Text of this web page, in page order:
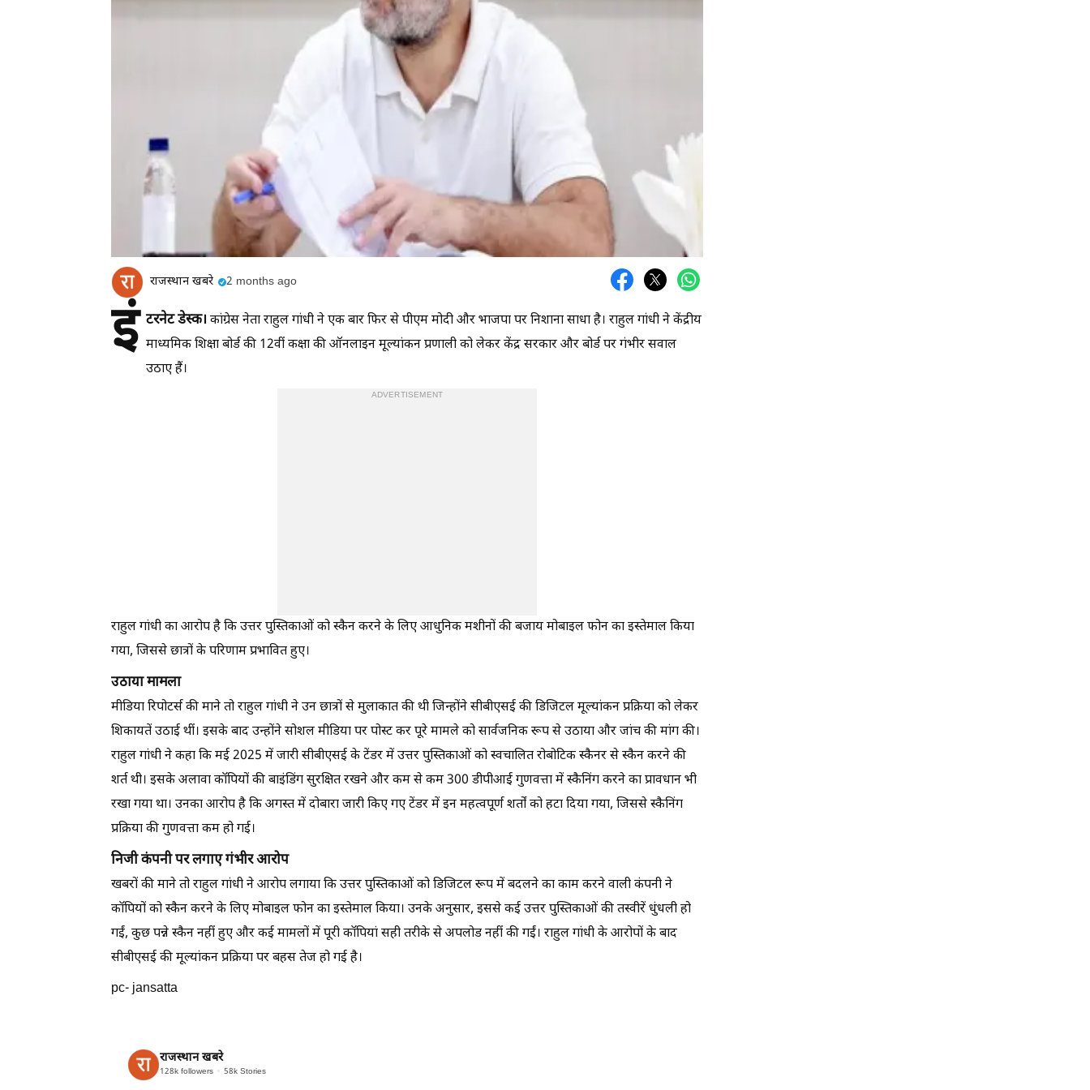
राजस्थान खबरे 2 months ago
इं टरनेट डेस्क। कांग्रेस नेता राहुल गांधी ने एक बार फिर से पीएम मोदी और भाजपा पर निशाना साधा है। राहुल गांधी ने केंद्रीय
माध्यमिक शिक्षा बोर्ड की 12वीं कक्षा की ऑनलाइन मूल्यांकन प्रणाली को लेकर केंद्र सरकार और बोर्ड पर गंभीर सवाल
उठाए हैं।
ADVERTISEMENT
राहुल गांधी का आरोप है कि उत्तर पुस्तिकाओं को स्कैन करने के लिए आधुनिक मशीनों की बजाय मोबाइल फोन का इस्तेमाल किया
गया, जिससे छात्रों के परिणाम प्रभावित हुए।
उठाया मामला
मीडिया रिपोटर्स की माने तो राहुल गांधी ने उन छात्रों से मुलाकात की थी जिन्होंने सीबीएसई की डिजिटल मूल्यांकन प्रक्रिया को लेकर
शिकायतें उठाई थीं। इसके बाद उन्होंने सोशल मीडिया पर पोस्ट कर पूरे मामले को सार्वजनिक रूप से उठाया और जांच की मांग की।
राहुल गांधी ने कहा कि मई 2025 में जारी सीबीएसई के टेंडर में उत्तर पुस्तिकाओं को स्वचालित रोबोटिक स्कैनर से स्कैन करने की
शर्त थी। इसके अलावा कॉपियों की बाइंडिंग सुरक्षित रखने और कम से कम 300 डीपीआई गुणवत्ता में स्कैनिंग करने का प्रावधान भी
रखा गया था। उनका आरोप है कि अगस्त में दोबारा जारी किए गए टेंडर में इन महत्वपूर्ण शर्तों को हटा दिया गया, जिससे स्कैनिंग
प्रक्रिया की गुणवत्ता कम हो गई।
निजी कंपनी पर लगाए गंभीर आरोप
खबरों की माने तो राहुल गांधी ने आरोप लगाया कि उत्तर पुस्तिकाओं को डिजिटल रूप में बदलने का काम करने वाली कंपनी ने
कॉपियों को स्कैन करने के लिए मोबाइल फोन का इस्तेमाल किया। उनके अनुसार, इससे कई उत्तर पुस्तिकाओं की तस्वीरें धुंधली हो
गईं, कुछ पन्ने स्कैन नहीं हुए और कई मामलों में पूरी कॉपियां सही तरीके से अपलोड नहीं की गईं। राहुल गांधी के आरोपों के बाद
सीबीएसई की मूल्यांकन प्रक्रिया पर बहस तेज हो गई है।
pc- jansatta
राजस्थान खबरे
128k followers 58k Stories